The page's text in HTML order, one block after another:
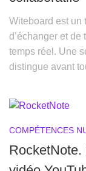
Witeboard est un
d’échanger et
temps réel. Une
distingue avant
COMPÉTENCES